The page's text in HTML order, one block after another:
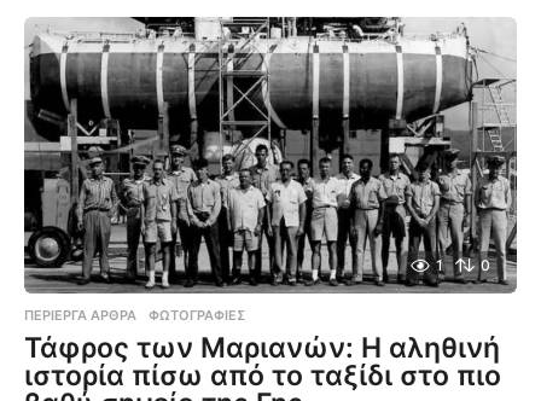
1 0
ΠΕΡΊΕΡΓΑ ΆΡΘΡΑ ,ΦΩΤΟΓΡΑΦΊΕΣ
Τάφρος των Μαριανών: Η αληθινή
ιστορία πίσω από το ταξίδι στο πιο